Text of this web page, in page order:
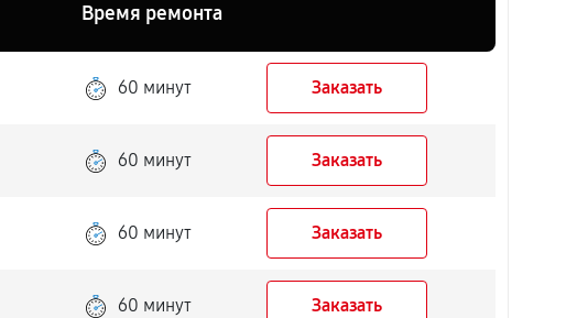
Время ремонта
60 минут Заказать
60 минут Заказать
60 минут Заказать
60 минут Заказать